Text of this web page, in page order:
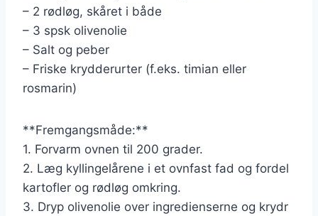
– 2 rødløg, skåret i både
– 3 spsk olivenolie
– Salt og peber
– Friske krydderurter (f.eks. timian eller
rosmarin)
**Fremgangsmåde:**
1. Forvarm ovnen til 200 grader.
2. Læg kyllingelårene i et ovnfast fad og fordel
kartofler og rødløg omkring.
3. Dryp olivenolie over ingredienserne og krydr